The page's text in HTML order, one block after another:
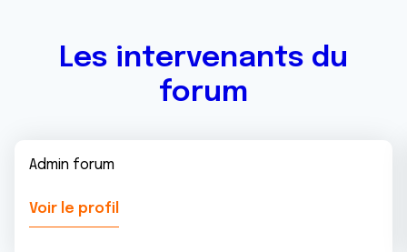
Les intervenants du
forum
Admin forum
Voir le profil